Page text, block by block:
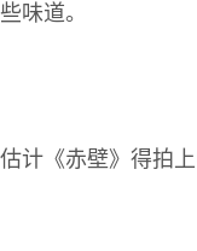
味道。
计《赤壁》得拍